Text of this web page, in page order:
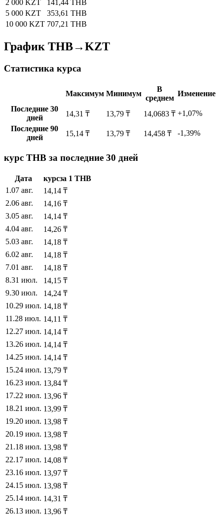
2 000 KZT
141,44 THB
5 000 KZT
353,61 THB
10 000 KZT 707,21 THB
График THB→KZT
Статистика курса
Максимум Минимум
В
среднем
Изменение
Последние 30
дней
14,31 ₸ 13,79 ₸ 14,0683 ₸ +1,07%
Последние 90
дней
15,14 ₸ 13,79 ₸ 14,458 ₸ -1,39%
курс THB за последние 30 дней
Дата курсза 1 THB
1 .07 авг. 14,14 ₸
2.06 авг. 14,16 ₸
3.05 авг. 14,14 ₸
4.04 авг. 14,26 ₸
5.03 авг. 14,18 ₸
6.02 авг. 14,18 ₸
7.01 авг. 14,18 ₸
8.31 июл. 14,15 ₸
9.30 июл. 14,24 ₸
10.29 июл. 14,18 ₸
11 .28 июл. 14,11 ₸
12.27 июл. 14,14 ₸
13.26 июл. 14,14 ₸
14.25 июл. 14,14 ₸
15.24 июл. 13,79 ₸
16.23 июл. 13,84 ₸
17.22 июл. 13,96 ₸
18.21 июл. 13,99 ₸
19.20 июл. 13,98 ₸
20.19 июл. 13,98 ₸
21 .18 июл. 13,98 ₸
22.17 июл. 14,08 ₸
23.16 июл. 13,97 ₸
24.15 июл. 13,98 ₸
25.14 июл. 14,31 ₸
26.13 июл. 13,96 ₸